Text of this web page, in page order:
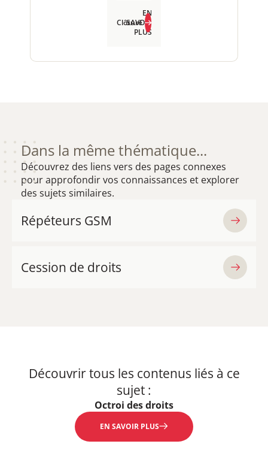
Clôturé
EN
SAVOIR
PLUS
PLUS
Dans la même thématique...
Découvrez des liens vers des pages connexes
pour approfondir vos connaissances et explorer
des sujets similaires.
Répéteurs GSM
Cession de droits
Découvrir tous les contenus liés à ce
sujet :
Octroi des droits
EN SAVOIR PLUS